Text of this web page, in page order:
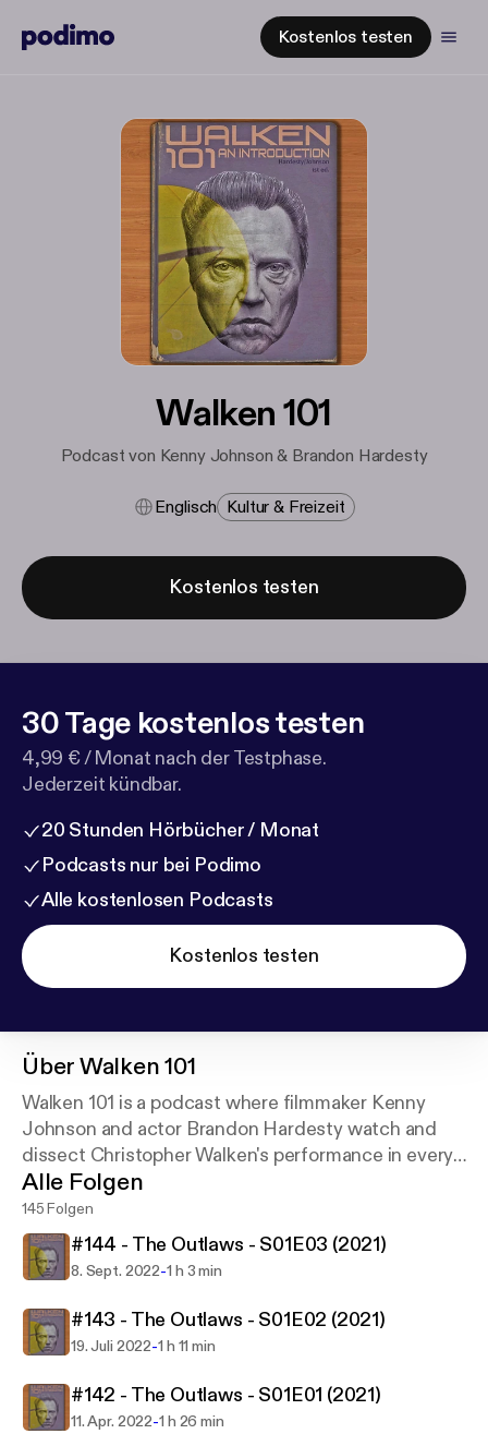
Kostenlos testen
Walken 101
Podcast von Kenny Johnson & Brandon Hardesty
Englisch Kultur & Freizeit
Kostenlos testen
30 Tage kostenlos testen
4,99 € / Monat nach der Testphase.
Jederzeit kündbar.
20 Stunden Hörbücher / Monat
Podcasts nur bei Podimo
Alle kostenlosen Podcasts
Kostenlos testen
ÜberWalken 101
Walken 101 is a podcast where filmmaker Kenny
Johnson and actor Brandon Hardesty watch and
dissect Christopher Walken's performance in every
film/TV show he's ever appeared in.
Alle Folgen
145 Folgen
#144 - The Outlaws - S01E03 (2021)
8. Sept. 2022-1 h 3 min
#143 - The Outlaws - S01E02 (2021)
19. Juli 2022-1 h 11 min
#142 - The Outlaws - S01E01 (2021)
11. Apr. 2022-1 h 26 min